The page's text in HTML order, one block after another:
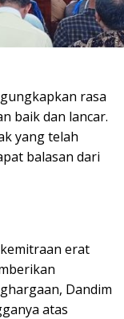
rasa
baik dan lancar.
yang telah
balasan dari
erat
Dandim
atas